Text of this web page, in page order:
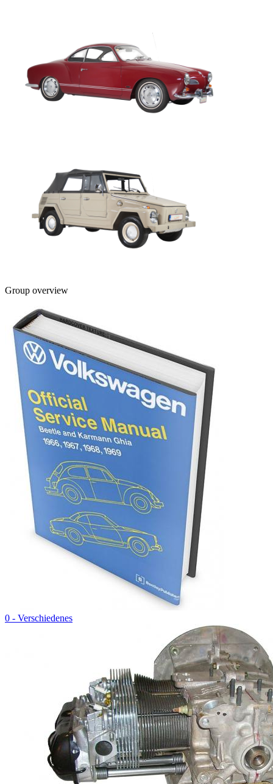
Group overview
0 - Verschiedenes